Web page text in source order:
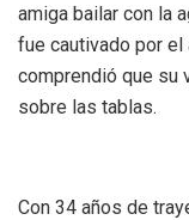
amiga bailar con la
fue cautivado por el
comprendió que su
sobre las tablas.
Con 34 años de